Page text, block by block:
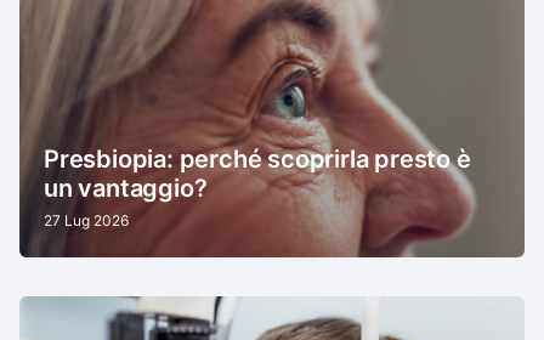
Presbiopia: perché scoprirla presto è
un vantaggio?
27 Lug 2026